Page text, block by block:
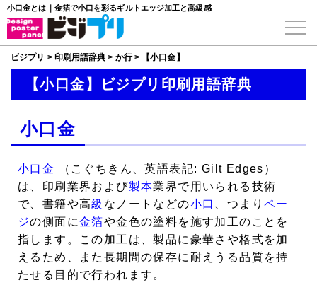
小口金とは｜金箔で小口を彩るギルトエッジ加工と高級感
ビジプリ > 印刷用語辞典 > か行> 【小口金】
【小口金】ビジプリ印刷用語辞典
小口金
小口金
（こぐちきん、英語表記: Gilt Edges）
は、印刷業界および製本業界で用いられる技術
で、書籍や高級 なノートなどの小口 、つまりペー
ジの側面に金箔や金色の塗料を施す加工のことを
指します。この加工は、製品に豪華さや格式を加
えるため、また長期間の保存に耐えうる品質を持
たせる目的で行われます。